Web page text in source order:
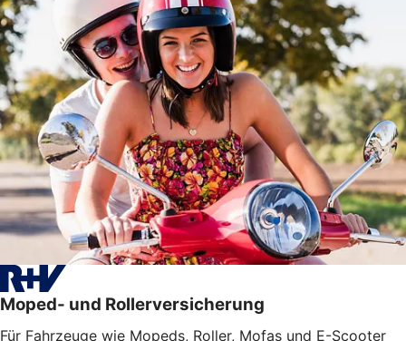
Moped- und Rollerversicherung
Für Fahrzeuge wie Mopeds, Roller, Mofas und E-Scooter